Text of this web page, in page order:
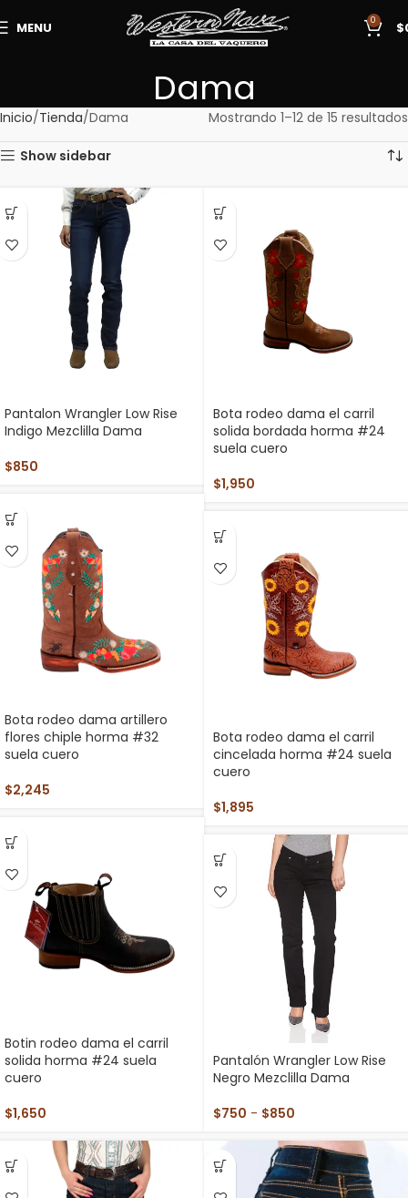
MENU 0 $
Dama
Inicio Tienda Dama Mostrando 1–12 de 15 resultados
Show sidebar
Pantalon Wrangler Low Rise
Indigo Mezclilla Dama
$850
Bota rodeo dama el carril
solida bordada horma #24
suela cuero
$1,950
Bota rodeo dama artillero
flores chiple horma #32
suela cuero
$2,245
Bota rodeo dama el carril
cincelada horma #24 suela
cuero
$1,895
Botin rodeo dama el carril
solida horma #24 suela
cuero
$1,650
Pantalón Wrangler Low Rise
Negro Mezclilla Dama
$750 - $850